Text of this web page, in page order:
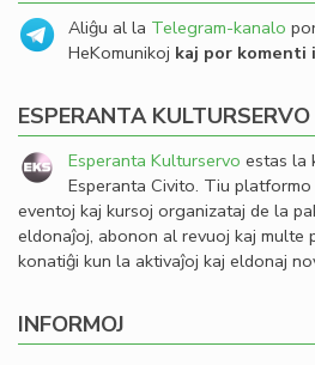
Aliĝu al la Telegram-kanalo
HeKomunikoj kaj por komenti
ESPERANTA KULTURSERVO
Esperanta Kulturservo estas la
Esperanta Civito. Tiu
eventoj kaj kursoj organizataj de la
eldonaĵoj, abonon al revuoj kaj multe
konatiĝi kun la aktivaĵoj kaj eldonaj
INFORMOJ